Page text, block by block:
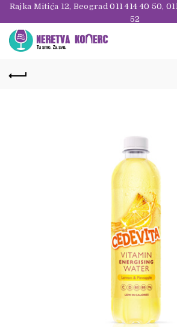
Rajka Mitića 12, Beograd011 414 40 50,
52